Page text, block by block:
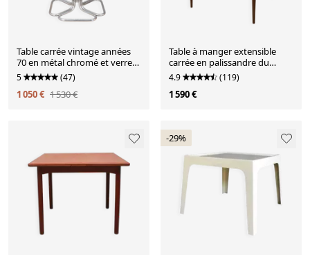
Table carrée vintage années
70 en métal chromé et verre
design italien
5 (47)
1 050 € 1 530 €
Table à manger extensible
carrée en palissandre du
milieu du siècle, Danemark,
années 1960
4.9 (119)
1 590 €
-29%